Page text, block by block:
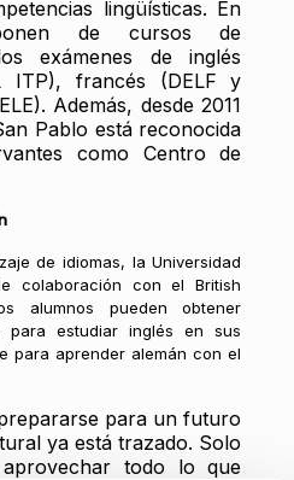
lingüísticas. En
de cursos de
exámenes de inglés
ITP), francés (DELF y
Además, desde 2011
Pablo está reconocida
como Centro de
de idiomas, la Universidad
colaboración con el British
alumnos pueden obtener
para estudiar inglés en sus
para aprender alemán con el
para un futuro
ya está trazado. Solo
todo lo que